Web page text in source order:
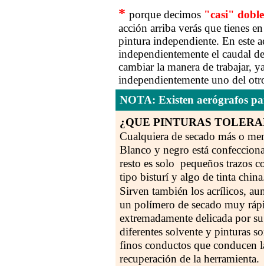
* porque decimos "casi"
acción arriba verás que tienes
pintura independiente. En este
independientemente el caudal
cambiar la manera de trabajar,
independientemente uno del
NOTA: Existen aerógrafos
¿QUE PINTURAS
Cualquiera de secado más o
Blanco y negro está
resto es solo pequeños trazos
tipo bisturí y algo de tinta
Sirven también los acrílicos,
un polímero de secado muy
extremadamente delicada por
diferentes solvente y pinturas
finos conductos que conducen
recuperación de la herramienta.